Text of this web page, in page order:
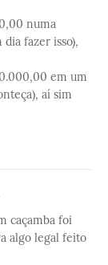
numa
fazer isso),
em um
aí sim
caçamba foi
algo legal feito